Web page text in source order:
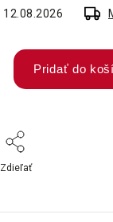
12.08.2026
Pridať do
Zdieľať